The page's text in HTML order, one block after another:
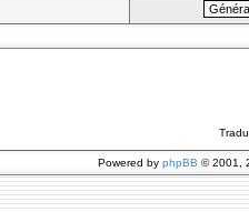
Powered by phpBB © 2001,